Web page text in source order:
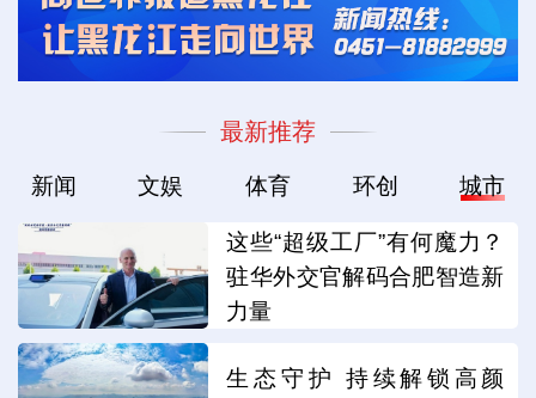
最新推荐
新闻 文娱 体育 环创 城市
这些“超级工厂”有何魔力？
驻华外交官解码合肥智造新
力量
生态守护 持续解锁高颜